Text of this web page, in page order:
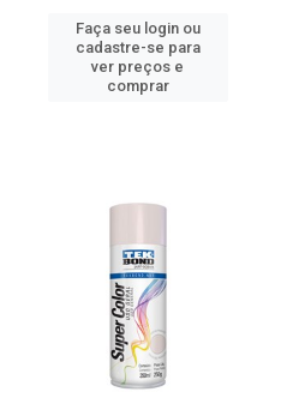
Faça seu login ou
cadastre-se para
ver preços e
comprar